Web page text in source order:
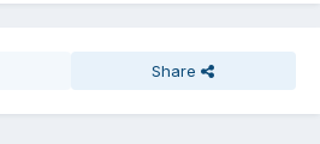
Share